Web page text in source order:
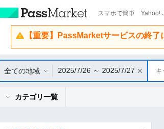
スマホで簡単 Yahoo!
【重要】PassMarketサービスの終了
全ての地域 2025/7/26 ～ 2025/7/27
カテゴリ一覧